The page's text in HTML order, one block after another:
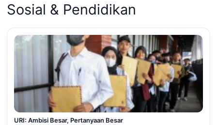
Sosial & Pendidikan
URI: Ambisi Besar, Pertanyaan Besar